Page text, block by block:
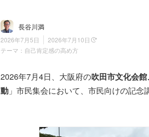
長谷川満
2026年7月5日
2026年7月10日
テーマ： 自己肯定感の高め方
2026年7月4日、大阪府の吹田市文化会
動 」市民集会において、市民向けの記